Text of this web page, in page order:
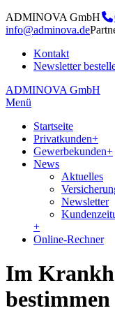
ADMINOVA GmbH
info@adminova.de
Kontakt
Newsletter
ADMINOVA GmbH
Menü
Startseite
Privatkunden+
Gewerbekunden+
News
Aktuelles
Newsletter
+
Online-Rechner
Im
bestimmen